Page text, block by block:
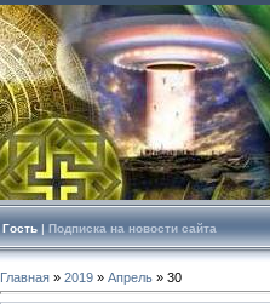
Гость | Подписка на новости сайта
Главная » 2019 » Апрель » 30